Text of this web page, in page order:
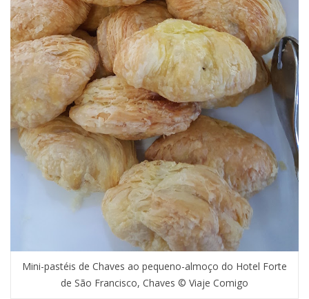
Mini-pastéis de Chaves ao pequeno-almoço do Hotel Forte
de São Francisco, Chaves © Viaje Comigo